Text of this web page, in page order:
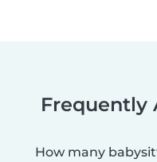
Frequently
How many